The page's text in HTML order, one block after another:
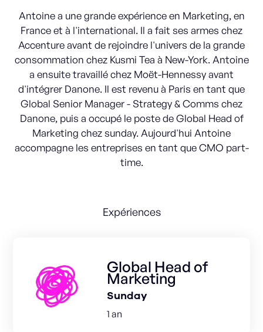
Antoine a une grande expérience en Marketing, en
France et à l'international. Il a fait ses armes chez
Accenture avant de rejoindre l'univers de la grande
consommation chez Kusmi Tea à New-York. Antoine
a ensuite travaillé chez Moët-Hennessy avant
d'intégrer Danone. Il est revenu à Paris en tant que
Global Senior Manager - Strategy & Comms chez
Danone, puis a occupé le poste de Global Head of
Marketing chez sunday. Aujourd'hui Antoine
accompagne les entreprises en tant que CMO part-
time.
Expériences
Global Head of
Marketing
Sunday
1 an